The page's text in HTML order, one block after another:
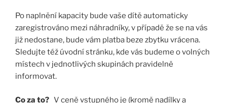
Po naplnění kapacity bude vaše dítě automaticky
zaregistrováno mezi náhradníky, v případě že se na vás
již nedostane, bude vám platba beze zbytku vrácena.
Sledujte též úvodní stránku, kde vás budeme o volných
místech v jednotlivých skupinách pravidelně
informovat.
Co za to? V ceně vstupného je (kromě nadílky a